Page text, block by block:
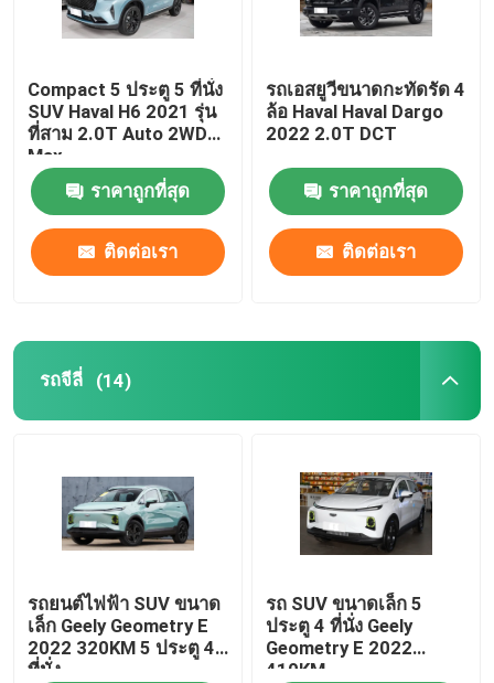
รถยนต์ EV
รถขับเคลื่อนด้วยน้ำมัน
รถน้ำมันโตโยต้า
รถยนต์ไฟฟ้าโตโยต้า
รถโฟล์คสวาเกน EV
รถบรรทุกสินค้าหนัก
รถยนต์ไฟฟ้า VOYAH
Compact 5 ประตู 5 ที่นั่ง
SUV Haval H6 2021 รุ่น
ที่สาม 2.0T Auto 2WD
Max
ราคาถูกที่สุด
ติดต่อเรา
รถเอสยูวีขนาดกะทัดรัด 4
ล้อ Haval Haval Dargo
2022 2.0T DCT
ราคาถูกที่สุด
ติดต่อเรา
รถจีลี่ (14)
รถยนต์ไฟฟ้า SUV ขนาด
เล็ก Geely Geometry E
2022 320KM 5 ประตู 4
ที่นั่ง
รถ SUV ขนาดเล็ก 5
ประตู 4 ที่นั่ง Geely
Geometry E 2022
410KM